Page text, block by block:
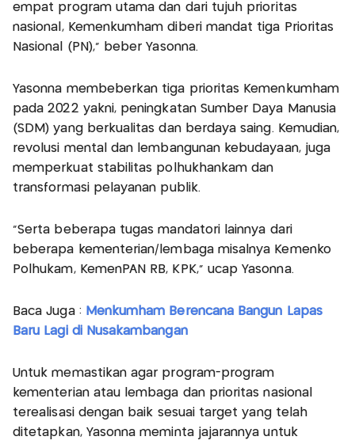
empat program utama dan dari tujuh prioritas
nasional, Kemenkumham diberi mandat tiga Prioritas
Nasional (PN)," beber Yasonna.
Yasonna membeberkan tiga prioritas Kemenkumham
pada 2022 yakni, peningkatan Sumber Daya Manusia
(SDM) yang berkualitas dan berdaya saing. Kemudian,
revolusi mental dan lembangunan kebudayaan, juga
memperkuat stabilitas polhukhankam dan
transformasi pelayanan publik.
"Serta beberapa tugas mandatori lainnya dari
beberapa kementerian/lembaga misalnya Kemenko
Polhukam, KemenPAN RB, KPK," ucap Yasonna.
Baca Juga : Menkumham Berencana Bangun Lapas
Baru Lagi di Nusakambangan
Untuk memastikan agar program-program
kementerian atau lembaga dan prioritas nasional
terealisasi dengan baik sesuai target yang telah
ditetapkan, Yasonna meminta jajarannya untuk